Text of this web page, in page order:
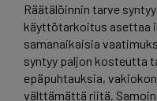
Räätälöinnin tarve
käyttötarkoitus asettaa
samanaikaisia
syntyy paljon kosteutta
epäpuhtauksia,
välttämättä riitä.